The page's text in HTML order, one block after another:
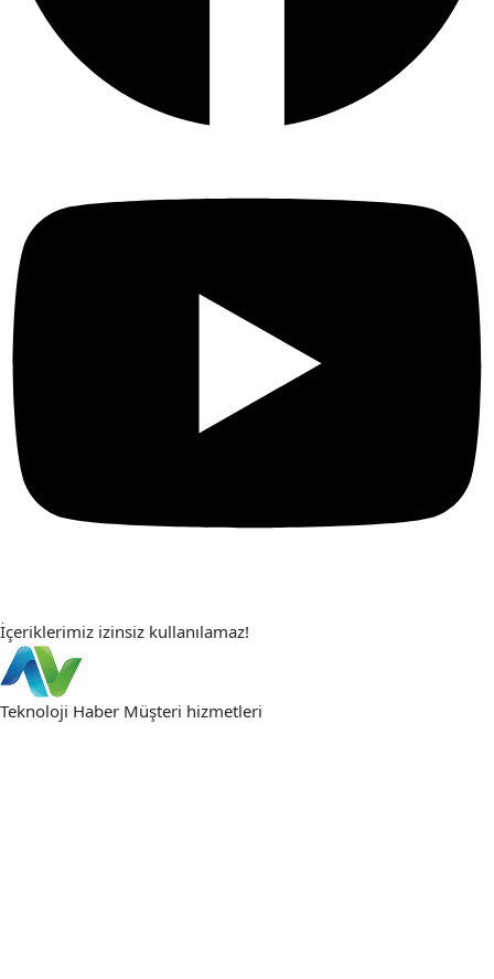
İçeriklerimiz izinsiz kullanılamaz!
Teknoloji Haber Müşteri hizmetleri